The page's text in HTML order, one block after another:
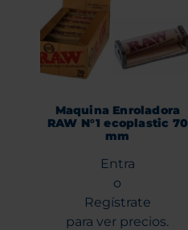
Maquina Enroladora
RAW N°1 ecoplastic 70
mm
Entra
o
Regístrate
para ver precios.